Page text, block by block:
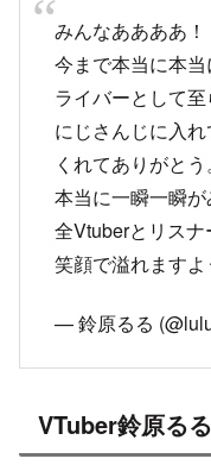
みんなああああ！
今まで本当に本当
ライバーとして至
にじさんじに入
くれてありがとう。
本当に一瞬一瞬が
全Vtuberとリス
笑顔で溢れますよ
— 鈴原るる
VTuber鈴原る